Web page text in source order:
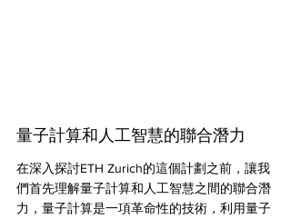
量子計算和人工智慧的聯合潛力
在深入探討ETH Zurich的這個計劃之前，讓我
們首先理解量子計算和人工智慧之間的聯合潛
力，量子計算是一項革命性的技術，利用量子